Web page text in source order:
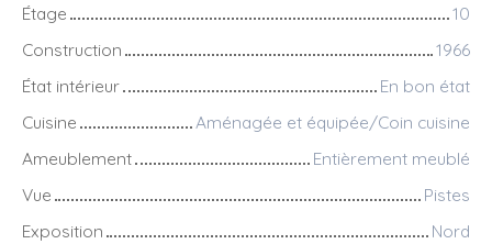
Étage
10
Construction
1966
État intérieur
En bon état
Cuisine
Aménagée et équipée/Coin cuisine
Ameublement
Entièrement meublé
Vue
Pistes
Exposition
Nord